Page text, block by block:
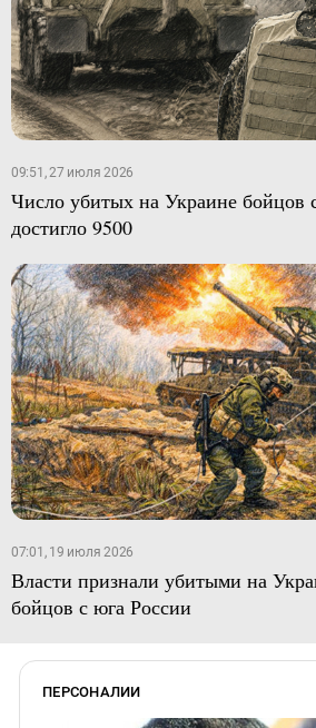
09:51, 27 июля 2026
Число убитых на Украине бойцов
достигло 9500
07:01, 19 июля 2026
Власти признали убитыми на
бойцов с юга России
ПЕРСОНАЛИИ